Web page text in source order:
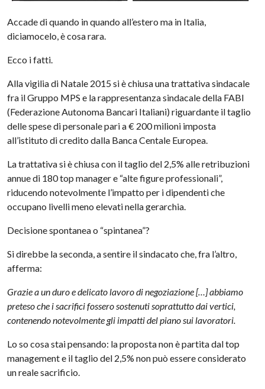
Accade di quando in quando all’estero ma in Italia,
diciamocelo, è cosa rara.
Ecco i fatti.
Alla vigilia di Natale 2015 si è chiusa una trattativa sindacale
fra il Gruppo MPS e la rappresentanza sindacale della FABI
(Federazione Autonoma Bancari Italiani) riguardante il taglio
delle spese di personale pari a € 200 milioni imposta
all’istituto di credito dalla Banca Centale Europea.
La trattativa si è chiusa con il taglio del 2,5% alle retribuzioni
annue di 180 top manager e “alte figure professionali”,
riducendo notevolmente l’impatto per i dipendenti che
occupano livelli meno elevati nella gerarchia.
Decisione spontanea o “spintanea”?
Si direbbe la seconda, a sentire il sindacato che, fra l’altro,
afferma:
Grazie a un duro e delicato lavoro di negoziazione […] abbiamo
preteso che i sacrifici fossero sostenuti soprattutto dai vertici,
contenendo notevolmente gli impatti del piano sui lavoratori.
Lo so cosa stai pensando: la proposta non è partita dal top
management e il taglio del 2,5% non può essere considerato
un reale sacrificio.